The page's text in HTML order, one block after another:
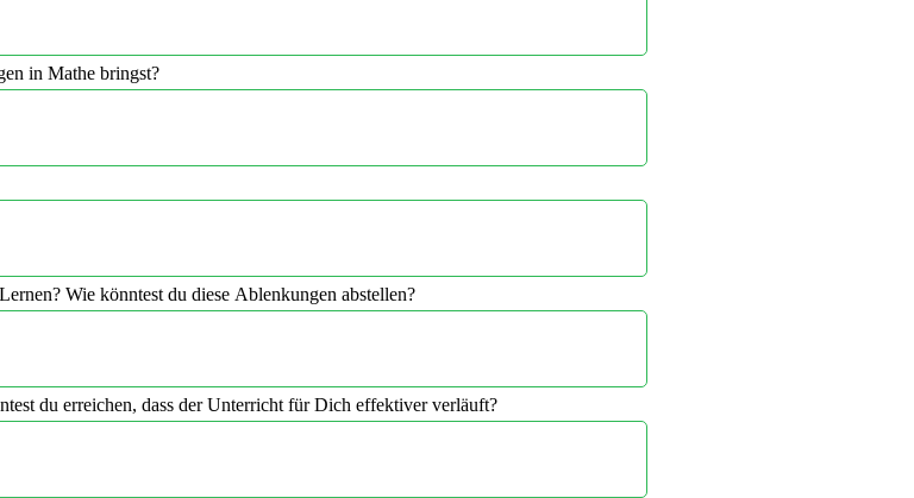
in Mathe bringst?
Wie könntest du diese Ablenkungen abstellen?
du erreichen, dass der Unterricht für Dich effektiver verläuft?